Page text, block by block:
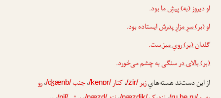
او دیروز(به) پیشِ مابود.
او(بر) سرِ مزارِ پدرشایستاده بود.
گلدان(بر) رویِ میز‌ست.
(بر) بالای درسنگی به چشم می‌خورد.
از این دست‌ند هسته‌هایِزیر/zir/،کنار/kenɒr/،جنب/ʤænb/،رو